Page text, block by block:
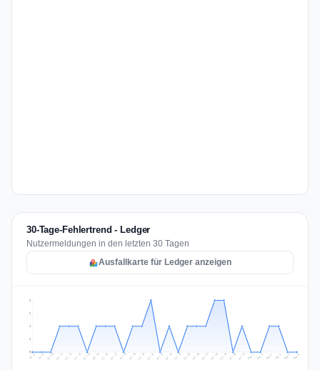
30-Tage-Fehlertrend - Ledger
Nutzermeldungen in den letzten 30 Tagen
Ausfallkarte für Ledger anzeigen
1
1
2
2
Jul 8 Jul 9 Jul 10 Jul 11 Jul 12 Jul 13 Jul 14 Jul 15 Jul 16 Jul 17 Jul 18 Jul 19 Jul 20 Jul 21 Jul 22 Jul 23 Jul 24 Jul 25 Jul 26 Jul 27 Jul 28 Jul 29 Jul 30 Jul 31 Aug 1 Aug 2 Aug 3 Aug 4 Aug 5 Aug 6